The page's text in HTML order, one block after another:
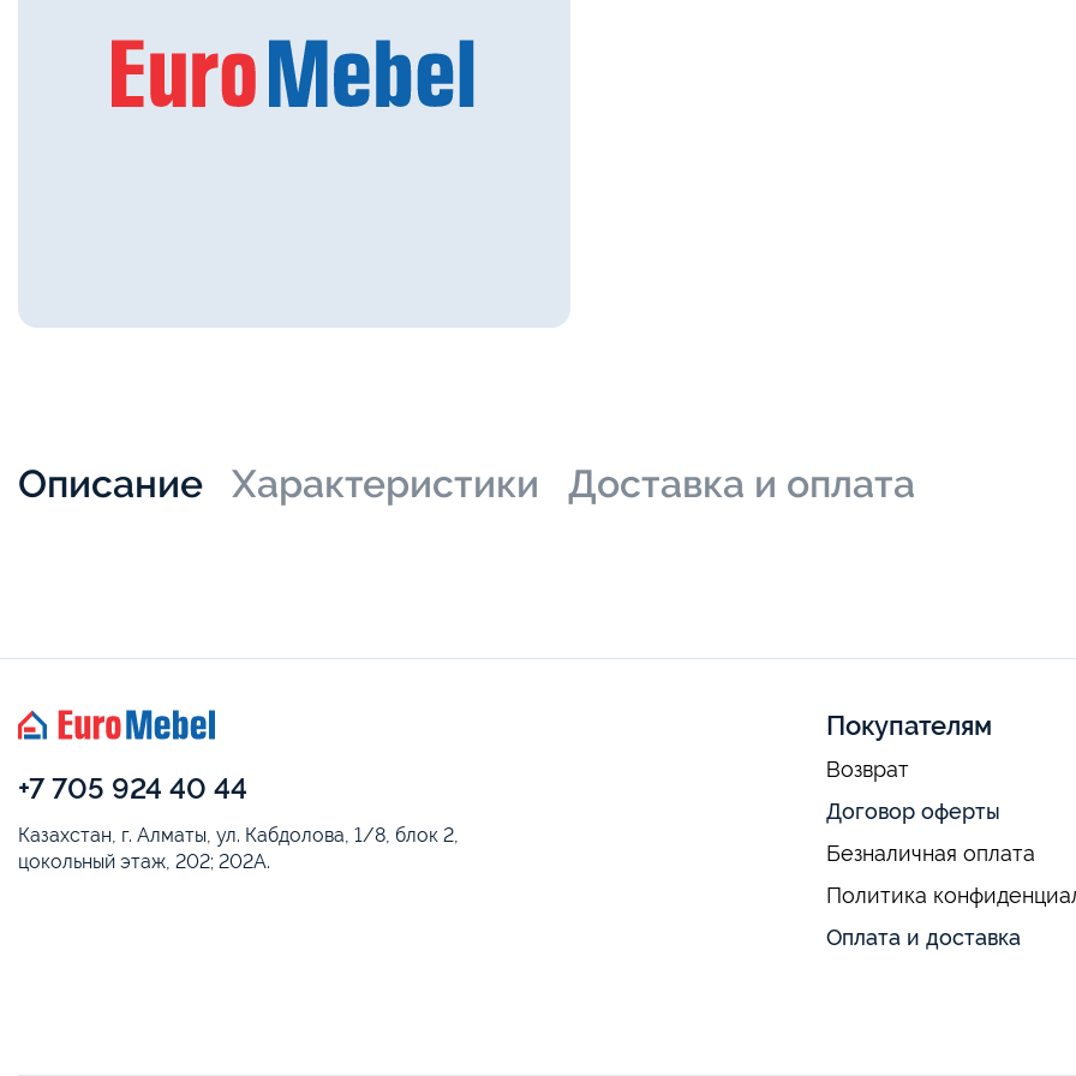
Описание Характеристики Доставка и оплата
+7 705 924 40 44
Казахстан, г. Алматы, ул. Кабдолова, 1/8, блок 2,
цокольный этаж, 202; 202А.
Покупателям
Возврат
Договор оферты
Безналичная оплата
Политика
Оплата и доставка